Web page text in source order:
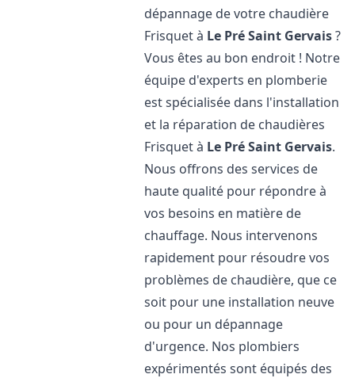
dépannage de votre chaudière
Frisquet à Le Pré Saint Gervais?
Vous êtes au bon endroit ! Notre
équipe d'experts en plomberie
est spécialisée dans l'installation
et la réparation de chaudières
Frisquet à Le Pré Saint Gervais.
Nous offrons des services de
haute qualité pour répondre à
vos besoins en matière de
chauffage. Nous intervenons
rapidement pour résoudre vos
problèmes de chaudière, que ce
soit pour une installation neuve
ou pour un dépannage
d'urgence. Nos plombiers
expérimentés sont équipés des